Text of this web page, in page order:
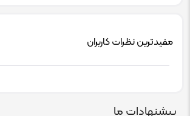
مفیدترین نظرات کاربران
پیشنهادات ما